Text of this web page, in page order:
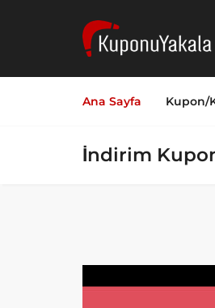
Ana Sayfa Kupon/
İndirim